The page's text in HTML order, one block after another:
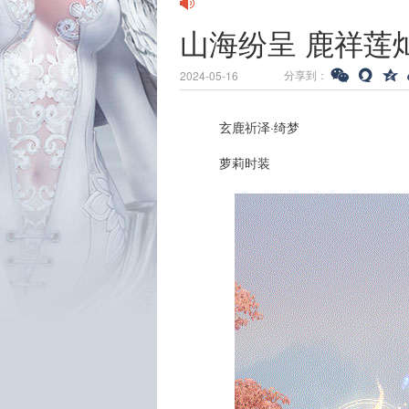
山海纷呈 鹿祥莲
2024-05-16 分享到：
玄鹿祈泽·绮梦
萝莉时装